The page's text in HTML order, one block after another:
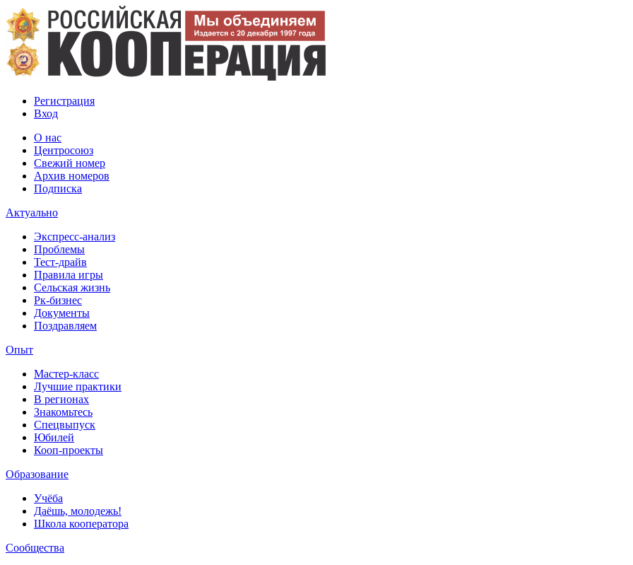
Регистрация
Вход
О нас
Центросоюз
Свежий номер
Архив номеров
Подписка
Актуально
Экспресс-анализ
Проблемы
Тест-драйв
Правила игры
Сельская жизнь
Рк-бизнес
Документы
Поздравляем
Опыт
Мастер-класс
Лучшие практики
В регионах
Знакомьтесь
Спецвыпуск
Юбилей
Кооп-проекты
Образование
Учёба
Даёшь, молодежь!
Школа кооператора
Сообщества